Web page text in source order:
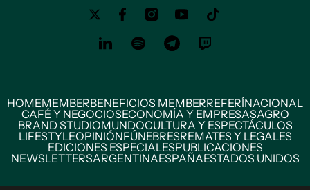
HOMEMEMBERBENEFICIOS MEMBERREFERÍNACIONAL
CAFÉ Y NEGOCIOSECONOMÍA Y EMPRESASAGRO
BRAND STUDIOMUNDOCULTURA Y ESPECTÁCULOS
LIFESTYLEOPINIÓNFÚNEBRESREMATES Y LEGALES
EDICIONES ESPECIALESPUBLICACIONES
NEWSLETTERSARGENTINAESPAÑAESTADOS UNIDOS